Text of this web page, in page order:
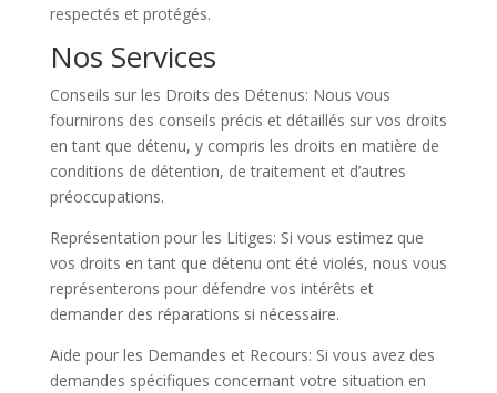
respectés et protégés.
Nos Services
Conseils sur les Droits des Détenus: Nous vous
fournirons des conseils précis et détaillés sur vos droits
en tant que détenu, y compris les droits en matière de
conditions de détention, de traitement et d’autres
préoccupations.
Représentation pour les Litiges: Si vous estimez que
vos droits en tant que détenu ont été violés, nous vous
représenterons pour défendre vos intérêts et
demander des réparations si nécessaire.
Aide pour les Demandes et Recours: Si vous avez des
demandes spécifiques concernant votre situation en